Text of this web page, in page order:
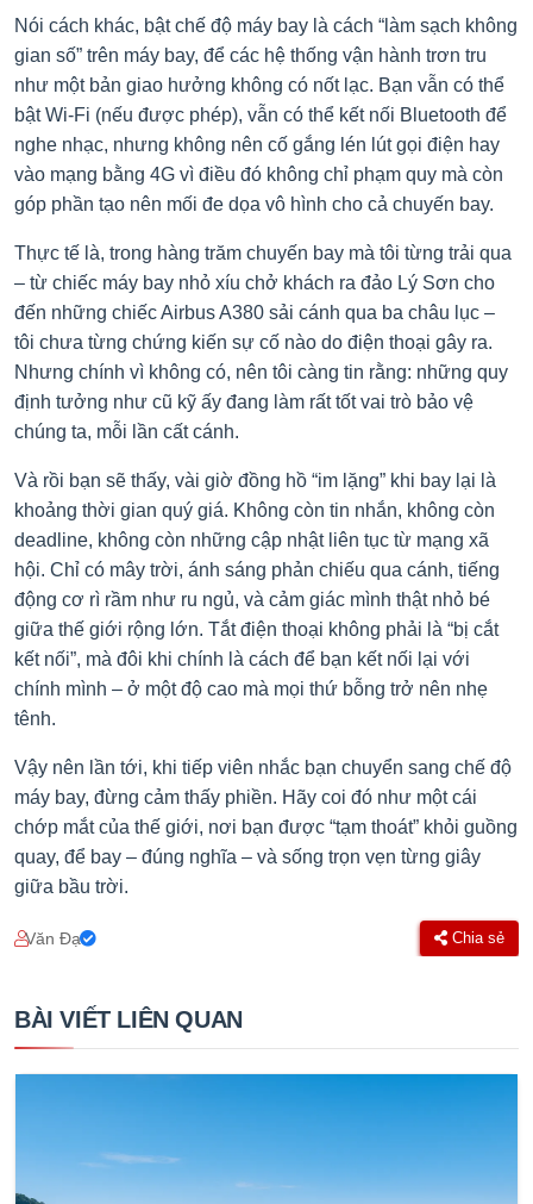
Nói cách khác, bật chế độ máy bay là cách “làm sạch không
gian số” trên máy bay, để các hệ thống vận hành trơn tru
như một bản giao hưởng không có nốt lạc. Bạn vẫn có thể
bật Wi-Fi (nếu được phép), vẫn có thể kết nối Bluetooth để
nghe nhạc, nhưng không nên cố gắng lén lút gọi điện hay
vào mạng bằng 4G vì điều đó không chỉ phạm quy mà còn
góp phần tạo nên mối đe dọa vô hình cho cả chuyến bay.
Thực tế là, trong hàng trăm chuyến bay mà tôi từng trải qua
– từ chiếc máy bay nhỏ xíu chở khách ra đảo Lý Sơn cho
đến những chiếc Airbus A380 sải cánh qua ba châu lục –
tôi chưa từng chứng kiến sự cố nào do điện thoại gây ra.
Nhưng chính vì không có, nên tôi càng tin rằng: những quy
định tưởng như cũ kỹ ấy đang làm rất tốt vai trò bảo vệ
chúng ta, mỗi lần cất cánh.
Và rồi bạn sẽ thấy, vài giờ đồng hồ “im lặng” khi bay lại là
khoảng thời gian quý giá. Không còn tin nhắn, không còn
deadline, không còn những cập nhật liên tục từ mạng xã
hội. Chỉ có mây trời, ánh sáng phản chiếu qua cánh, tiếng
động cơ rì rầm như ru ngủ, và cảm giác mình thật nhỏ bé
giữa thế giới rộng lớn. Tắt điện thoại không phải là “bị cắt
kết nối”, mà đôi khi chính là cách để bạn kết nối lại với
chính mình – ở một độ cao mà mọi thứ bỗng trở nên nhẹ
tênh.
Vậy nên lần tới, khi tiếp viên nhắc bạn chuyển sang chế độ
máy bay, đừng cảm thấy phiền. Hãy coi đó như một cái
chớp mắt của thế giới, nơi bạn được “tạm thoát” khỏi guồng
quay, để bay – đúng nghĩa – và sống trọn vẹn từng giây
giữa bầu trời.
Văn Đạt Chia sẻ
BÀI VIẾT LIÊN QUAN